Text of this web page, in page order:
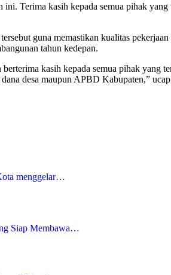
ini. Terima kasih kepada semua pihak
guna memastikan kualitas
tahun kedepan.
berterima kasih kepada semua pihak
desa maupun APBD Kabupaten,”
menggelar…
Siap Membawa…